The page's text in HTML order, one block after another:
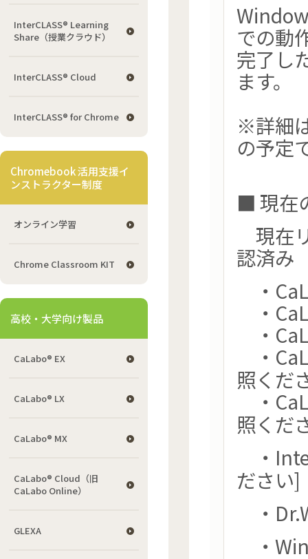
InterCLASS® Learning
Share（授業クラウド）
InterCLASS® Cloud
InterCLASS®︎ for Chrome
Chromebook 活用支援イ
ンストラクター制度
オンライン学習
Chrome Classroom KIT
高校・大学向け製品
CaLabo® EX
CaLabo® LX
CaLabo® MX
CaLabo® Cloud（旧
CaLabo Online）
GLEXA
での動
完了し
ます。
※詳細
の予定
■ 現在
現在
認済み
・
・
・
・
照くだ
・
照くだ
・
ださい]
・
・